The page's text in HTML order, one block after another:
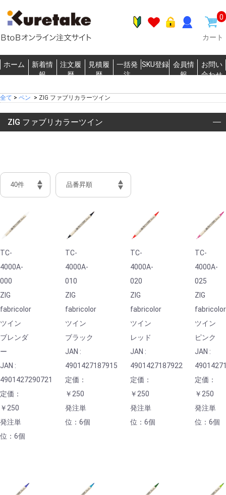
0
カート
ホーム
新着情
報
注文履
歴
見積履
歴
一括発
注
SKU登録 会員情
報
お問い
合わせ
全て > ペン > ZIG ファブリカラーツイン
ZIG ファブリカラーツイン
TC-
4000A-
000
ZIG
fabricolor
ツイン
ブレンダ
ー
JAN :
4901427290721
定価：
￥250
発注単
位：6個
TC-
4000A-
010
ZIG
fabricolor
ツイン
ブラック
JAN :
4901427187915
定価：
￥250
発注単
位：6個
TC-
4000A-
020
ZIG
fabricolor
ツイン
レッド
JAN :
4901427187922
定価：
￥250
発注単
位：6個
TC-
4000A-
025
ZIG
fabricolor
ツイン
ピンク
JAN :
定価：
￥250
発注単
位：6個